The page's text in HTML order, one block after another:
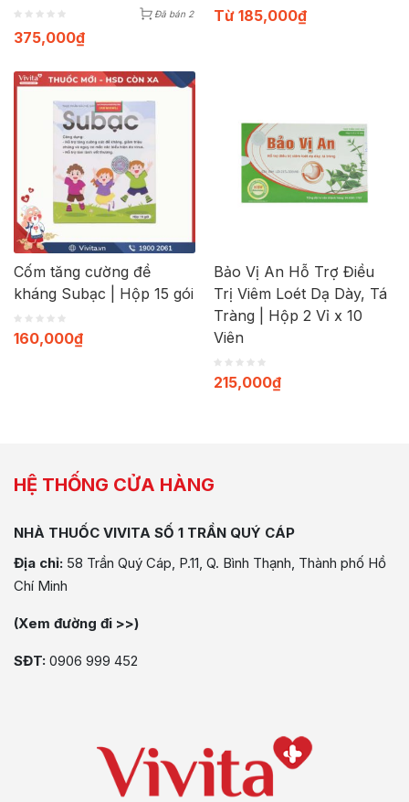
Đã bán 2
375,000₫
Từ 185,000₫
Cốm tăng cường đề
kháng Subạc | Hộp 15 gói
160,000₫
Bảo Vị An Hỗ Trợ Điều
Trị Viêm Loét Dạ Dày, Tá
Tràng | Hộp 2 Vỉ x 10
Viên
215,000₫
HỆ THỐNG CỬA HÀNG
NHÀ THUỐC VIVITA SỐ 1 TRẦN QUÝ CÁP
Địa chỉ: 58 Trần Quý Cáp, P.11, Q. Bình Thạnh, Thành phố Hồ
Chí Minh
(Xem đường đi >>)
SĐT: 0906 999 452